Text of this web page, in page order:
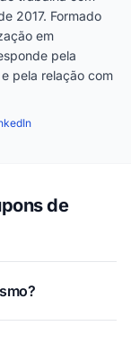
2017. Formado
em
pela
pela relação com
de